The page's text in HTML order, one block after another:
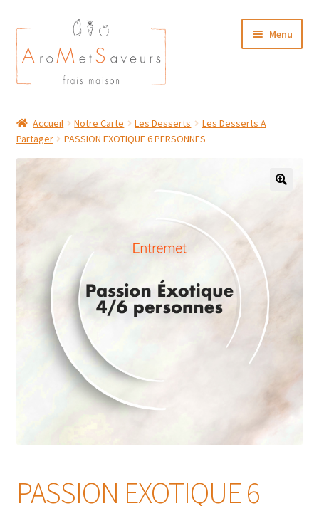
Aller
à
la
navigation
Aller
au
contenu
Menu
Plat du Jour/ Menu Week end
Accueil Notre Carte Les Desserts
Les Desserts A
Partager
PASSION EXOTIQUE 6 PERSONNES
PASSION EXOTIQUE 6